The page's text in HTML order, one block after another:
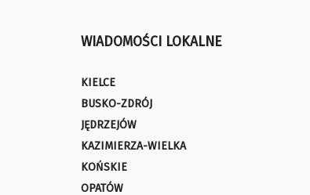
WIADOMOŚCI LOKALNE
KIELCE
BUSKO-ZDRÓJ
JĘDRZEJÓW
KAZIMIERZA-WIELKA
KOŃSKIE
OPATÓW